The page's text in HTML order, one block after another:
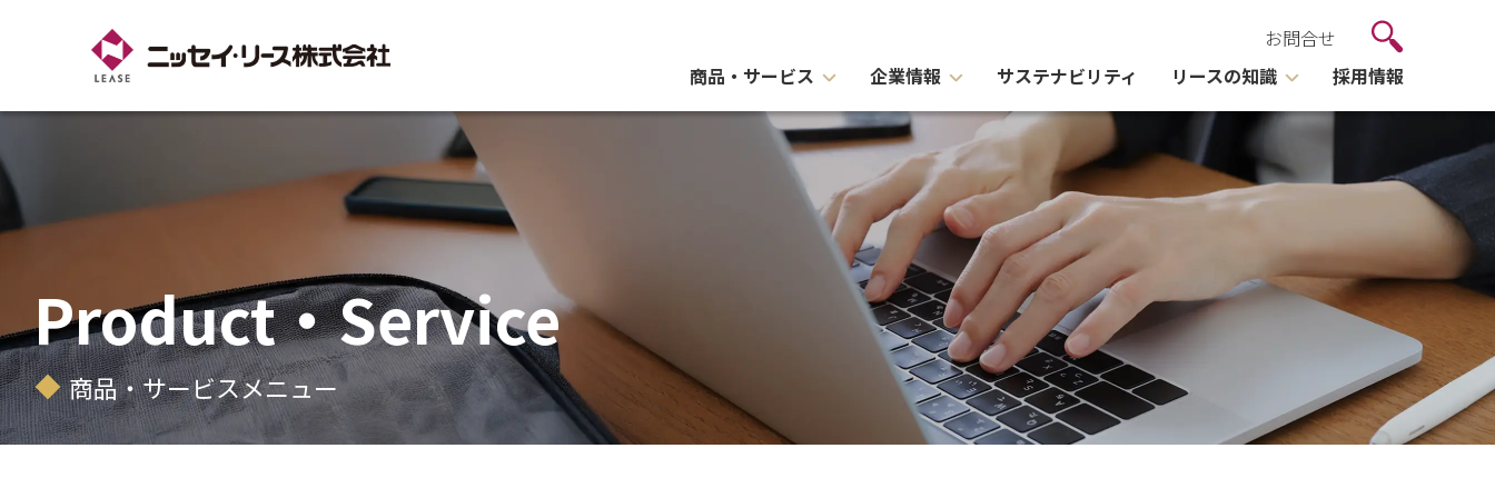
お問合せ
商品・サービス
企業情報 サステナビリティ リースの知識 採用情報
Product・Service
商品・サービスメニュー